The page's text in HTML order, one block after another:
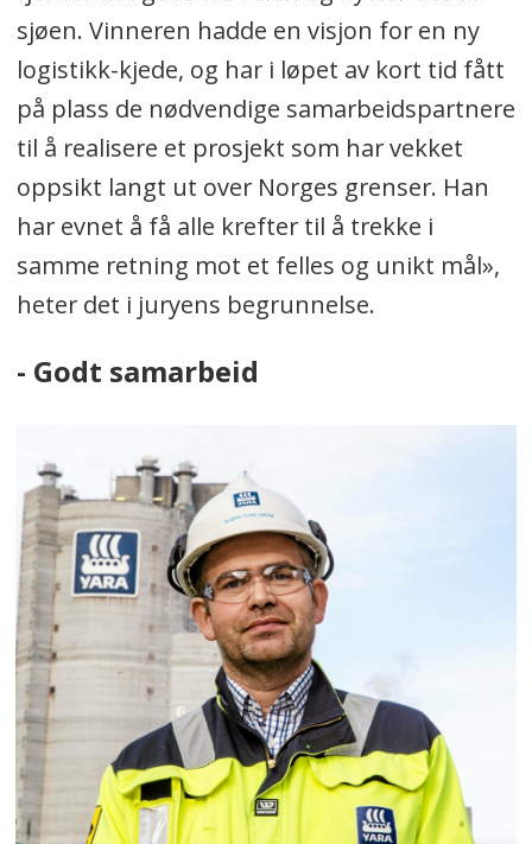
- Lars Inge Fenes,
Logistikkforeningen
og Kremmerhuset
AS
- Einar Olsen, Drammen
Havn
- Hans Kristian Haram,
Flowchange/Fjorårsvinner
Sekretær:
sjøen. Vinneren hadde en visjon for en ny
logistikk-kjede, og har i løpet av kort tid fått
på plass de nødvendige samarbeidspartnere
til å realisere et prosjekt som har vekket
oppsikt langt ut over Norges grenser. Han
har evnet å få alle krefter til å trekke i
samme retning mot et felles og unikt mål»,
heter det i juryens begrunnelse.
- Godt samarbeid